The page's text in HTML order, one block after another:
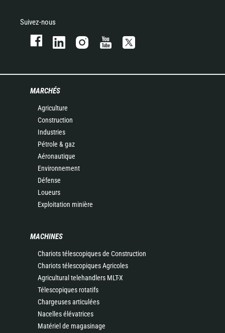
Suivez-nous
MARCHÉS
Agriculture
Construction
Industries
Pétrole & gaz
Aéronautique
Environnement
Défense
Loueurs
Exploitation minière
MACHINES
Chariots télescopiques de Construction
Chariots télescopiques Agricoles
Agricultural telehandlers MLT-X
Télescopiques rotatifs
Chargeuses articulées
Nacelles élévatrices
Matériel de magasinage